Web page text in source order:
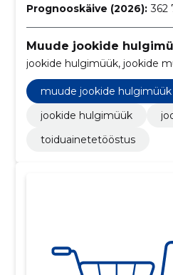
Prognooskäive (2026): 362
Muude jookide
jookide hulgimüük, jookide
muude jookide hulgimüük
jookide hulgimüük
toiduainetetööstus